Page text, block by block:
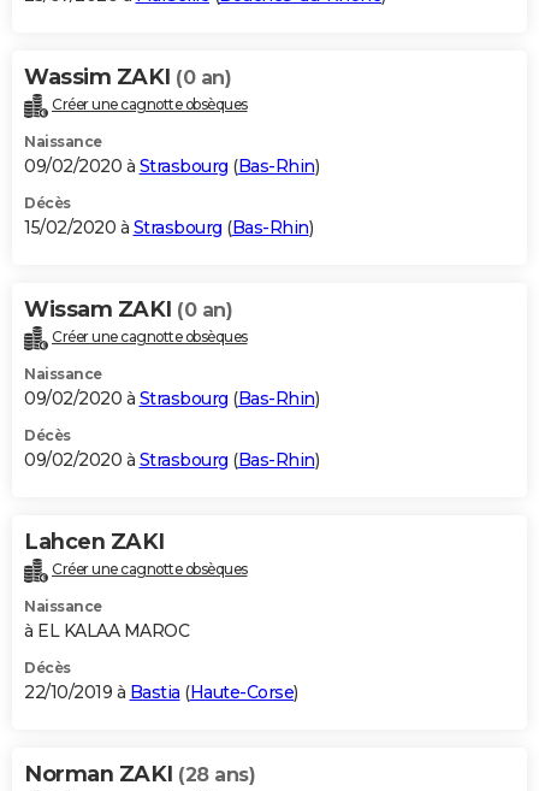
Wassim ZAKI (0 an)
Créer une cagnotte obsèques
Naissance
09/02/2020 à Strasbourg (Bas-Rhin)
Décès
15/02/2020 à Strasbourg (Bas-Rhin)
Wissam ZAKI (0 an)
Créer une cagnotte obsèques
Naissance
09/02/2020 à Strasbourg (Bas-Rhin)
Décès
09/02/2020 à Strasbourg (Bas-Rhin)
Lahcen ZAKI
Créer une cagnotte obsèques
Naissance
à EL KALAA MAROC
Décès
22/10/2019 à Bastia (Haute-Corse)
Norman ZAKI (28 ans)